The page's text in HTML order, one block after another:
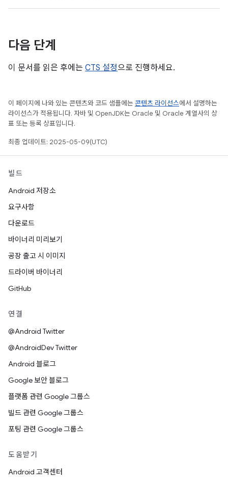
다음 단계
이 문서를 읽은 후에는 CTS 설정으로 진행하세요.
이 페이지에 나와 있는 콘텐츠와 코드 샘플에는 콘텐츠 라이선스에서 설명하는
라이선스가 적용됩니다. 자바 및 OpenJDK는 Oracle 및 Oracle 계열사의 상
표 또는 등록 상표입니다.
최종 업데이트: 2025-05-09(UTC)
빌드
Android 저장소
요구사항
다운로드
바이너리 미리보기
공장 출고 시 이미지
드라이버 바이너리
GitHub
연결
@Android Twitter
@AndroidDev Twitter
Android 블로그
Google 보안 블로그
플랫폼 관련 Google 그룹스
빌드 관련 Google 그룹스
포팅 관련 Google 그룹스
도움받기
Android 고객센터